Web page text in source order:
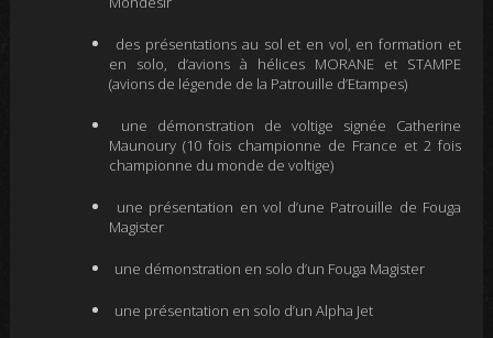
des présentations au sol et en vol, en formation et
en solo, d’avions à hélices MORANE et STAMPE
(avions de légende de la Patrouille d’Etampes)
une démonstration de voltige signée Catherine
Maunoury (10 fois championne de France et 2 fois
championne du monde de voltige)
une présentation en vol d’une Patrouille de Fouga
Magister
une démonstration en solo d’un Fouga Magister
une présentation en solo d’un Alpha Jet